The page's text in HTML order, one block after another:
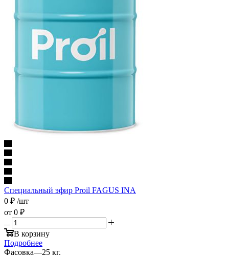
Специальный эфир Proil FAGUS INA
0 ₽ /шт
от 0 ₽
В корзину
Подробнее
Фасовка—25 кг.